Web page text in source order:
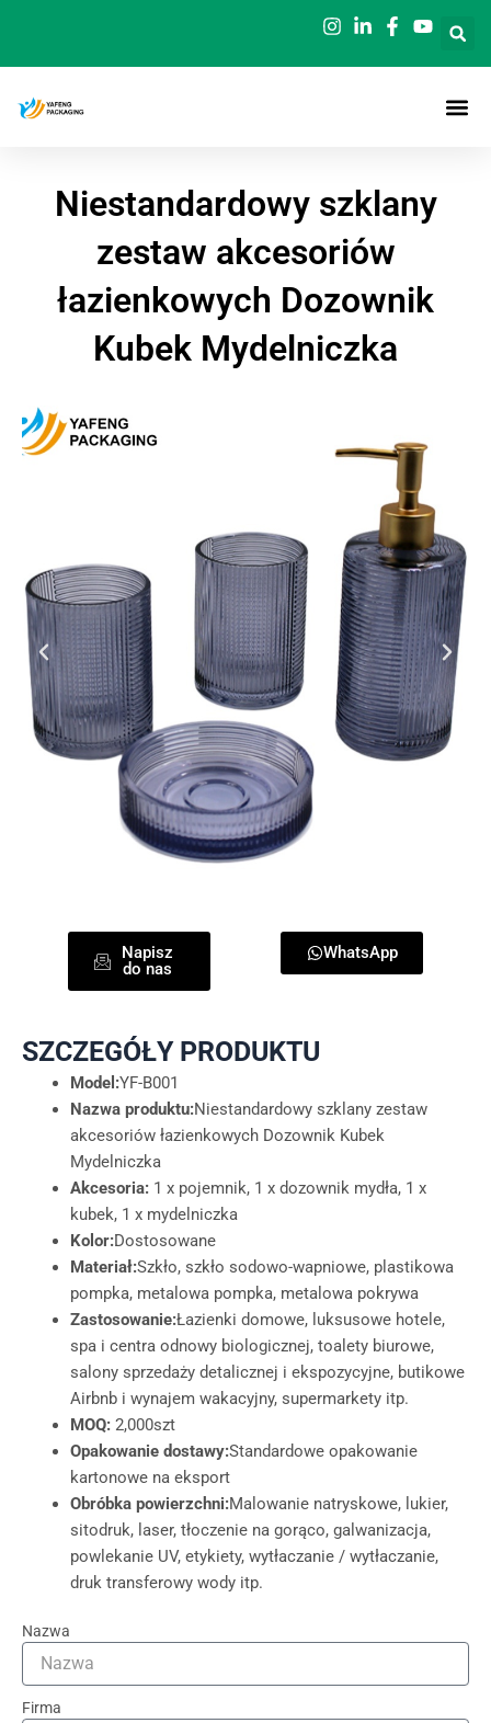
treści
Niestandardowy szklany
zestaw akcesoriów
łazienkowych Dozownik
Kubek Mydelniczka
Napisz
do nas
WhatsApp
SZCZEGÓŁY PRODUKTU
Model:YF-B001
Nazwa produktu:Niestandardowy szklany zestaw
akcesoriów łazienkowych Dozownik Kubek
Mydelniczka
Akcesoria: 1 x pojemnik, 1 x dozownik mydła, 1 x
kubek, 1 x mydelniczka
Kolor:Dostosowane
Materiał:Szkło, szkło sodowo-wapniowe, plastikowa
pompka, metalowa pompka, metalowa pokrywa
Zastosowanie:Łazienki domowe, luksusowe hotele,
spa i centra odnowy biologicznej, toalety biurowe,
salony sprzedaży detalicznej i ekspozycyjne, butikowe
Airbnb i wynajem wakacyjny, supermarkety itp.
MOQ: 2,000szt
Opakowanie dostawy:Standardowe opakowanie
kartonowe na eksport
Obróbka powierzchni:Malowanie natryskowe, lukier,
sitodruk, laser, tłoczenie na gorąco, galwanizacja,
powlekanie UV, etykiety, wytłaczanie / wytłaczanie,
druk transferowy wody itp.
Nazwa
Firma